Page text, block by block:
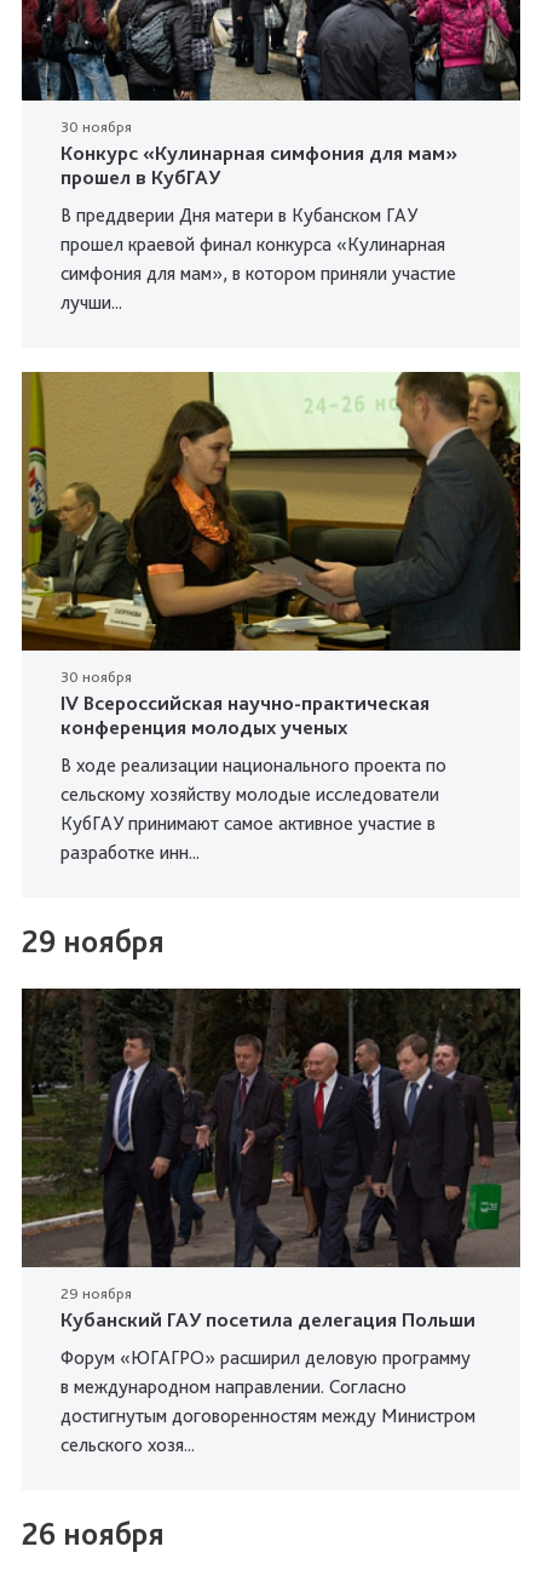
30 ноября
Конкурс «Кулинарная симфония для мам»
прошел в КубГАУ
В преддверии Дня матери в Кубанском ГАУ
прошел краевой финал конкурса «Кулинарная
симфония для мам», в котором приняли участие
лучши...
30 ноября
IV Всероссийская научно-практическая
конференция молодых ученых
В ходе реализации национального проекта по
сельскому хозяйству молодые исследователи
КубГАУ принимают самое активное участие в
разработке инн...
29 ноября
29 ноября
Кубанский ГАУ посетила делегация Польши
Форум «ЮГАГРО» расширил деловую программу
в международном направлении. Согласно
достигнутым договоренностям между Министром
сельского хозя...
26 ноября